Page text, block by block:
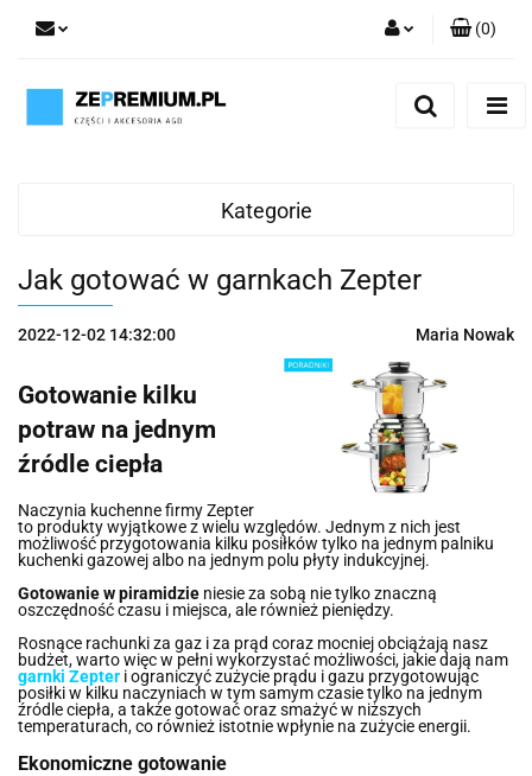
(0)
Kategorie
Jak gotować w garnkach Zepter
2022-12-02 14:32:00 Maria Nowak
Gotowanie kilku
potraw na jednym
źródle ciepła
Naczynia kuchenne firmy Zepter
to produkty wyjątkowe z wielu względów. Jednym z nich jest
możliwość przygotowania kilku posiłków tylko na jednym palniku
kuchenki gazowej albo na jednym polu płyty indukcyjnej.
Gotowanie w piramidzie niesie za sobą nie tylko znaczną
oszczędność czasu i miejsca, ale również pieniędzy.
Rosnące rachunki za gaz i za prąd coraz mocniej obciążają nasz
budżet, warto więc w pełni wykorzystać możliwości, jakie dają nam
garnki Zepter i ograniczyć zużycie prądu i gazu przygotowując
posiłki w kilku naczyniach w tym samym czasie tylko na jednym
źródle ciepła, a także gotować oraz smażyć w niższych
temperaturach, co również istotnie wpłynie na zużycie energii.
Ekonomiczne gotowanie